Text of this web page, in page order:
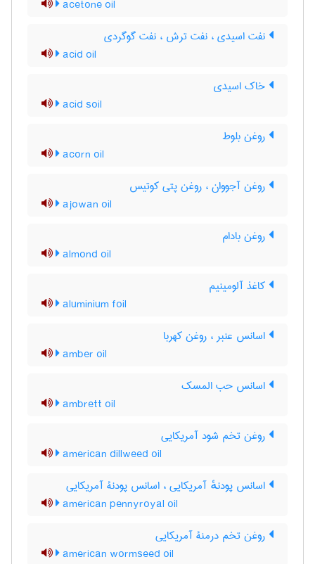
acetone oil
نفت اسیدی ، نفت ترش ، نفت گوگردی
acid oil
خاک اسیدی
acid soil
روغن بلوط
acorn oil
روغن آجووان ، روغن پتی کوتیس
ajowan oil
روغن بادام
almond oil
کاغذ آلومینیم
aluminium foil
اسانس عنبر ، روغن کهربا
amber oil
اسانس حب المسک
ambrett oil
روغن تخم شود آمریکایی
american dillweed oil
اسانس پودنهٔ آمریکایی ، اسانس پودنۀ آمریکایی
american pennyroyal oil
روغن تخم درمنۀ آمریکایی
american wormseed oil